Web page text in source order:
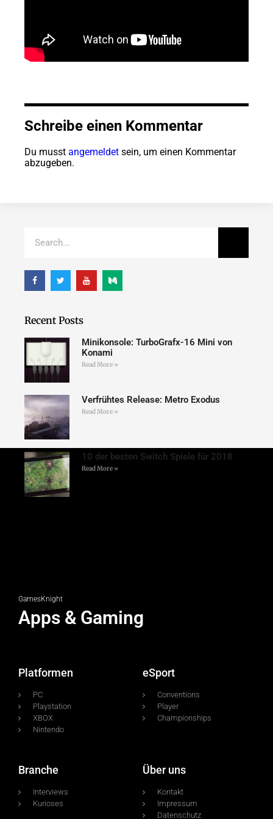
Schreibe einen Kommentar
Du musst angemeldet sein, um einen Kommentar
abzugeben.
Recent Posts
Minikonsole: TurboGrafx-16 Mini von
Konami
Read More »
Verfrühtes Release: Metro Exodus
Read More »
10 der besten Switch Spiele für 2018
Read More »
GamesKnight
Apps & Gaming
Platformen
PC
Playstation
XBOX
Nintendo
eSport
Conventions
Player
Championships
Branche
Interviews
Kurioses
Über uns
Kontakt
Impressum
Datenschutz